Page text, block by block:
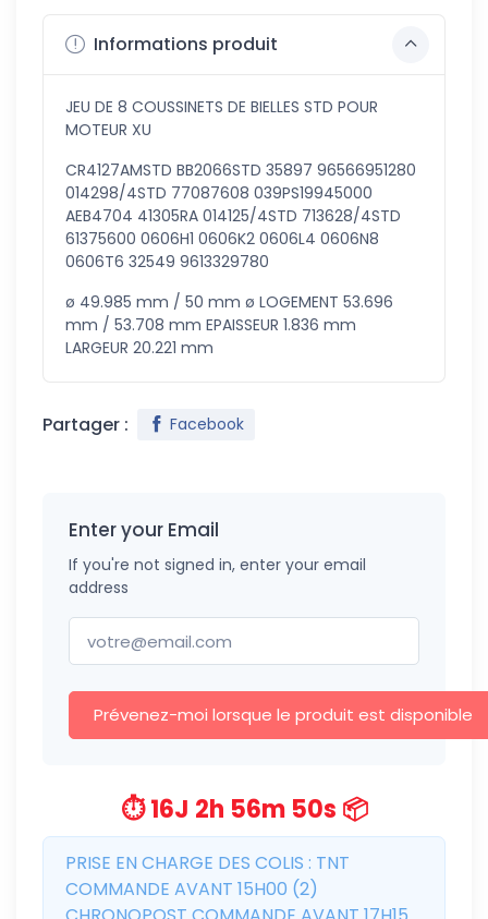
Informations produit
JEU DE 8 COUSSINETS DE BIELLES STD POUR
MOTEUR XU
CR4127AMSTD BB2066STD 35897 96566951280
014298/4STD 77087608 039PS19945000
AEB4704 41305RA 014125/4STD 713628/4STD
61375600 0606H1 0606K2 0606L4 0606N8
0606T6 32549 9613329780
ø 49.985 mm / 50 mm ø LOGEMENT 53.696
mm / 53.708 mm EPAISSEUR 1.836 mm
LARGEUR 20.221 mm
Partager : Facebook
Enter your Email
If you're not signed in, enter your email
address
Prévenez-moi lorsque le produit est disponible
⏱️ 16J 2h 56m 50s 📦
PRISE EN CHARGE DES COLIS : TNT
COMMANDE AVANT 15H00 (2)